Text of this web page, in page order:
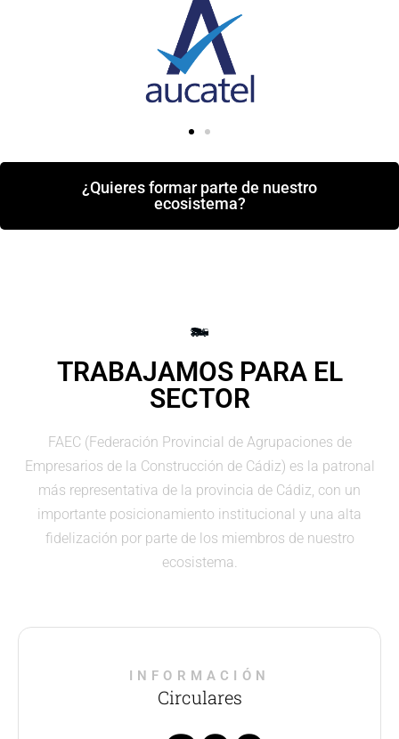
¿Quieres formar parte de nuestro
ecosistema?
TRABAJAMOS PARA EL
SECTOR
FAEC (Federación Provincial de Agrupaciones de
Empresarios de la Construcción de Cádiz) es la patronal
más representativa de la provincia de Cádiz, con un
importante posicionamiento institucional y una alta
fidelización por parte de los miembros de nuestro
ecosistema.
INFORMACIÓN
Circulares